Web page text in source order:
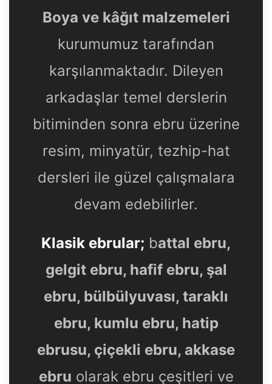
Boya ve kâğıt malzemeleri
kurumumuz tarafından
karşılanmaktadır. Dileyen
arkadaşlar temel derslerin
bitiminden sonra ebru üzerine
resim, minyatür, tezhip-hat
dersleri ile güzel çalışmalara
devam edebilirler.
Klasik ebrular; battal ebru,
gelgit ebru, hafif ebru, şal
ebru, bülbülyuvası, taraklı
ebru, kumlu ebru, hatip
ebrusu, çiçekli ebru, akkase
ebru olarak ebru çeşitleri ve